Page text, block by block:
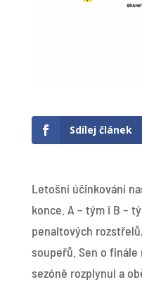
Sdílej článek
Letošní účinkování
konce. A – tým i B –
penaltových
soupeřů. Sen o
sezóně rozplynul a